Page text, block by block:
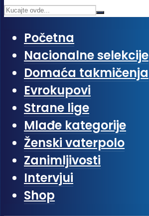
Početna
Nacionalne selekcije
Domaća takmičenja
Evrokupovi
Strane lige
Mlađe kategorije
Ženski vaterpolo
Zanimljivosti
Intervjui
Shop